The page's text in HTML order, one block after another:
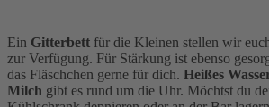
Ein Gitterbett für die Kleinen stellen wir
zur Verfügung. Für Stärkung ist ebenso
das Fläschchen gerne für dich. Heißes
Milch gibt es rund um die Uhr. Möchtst du